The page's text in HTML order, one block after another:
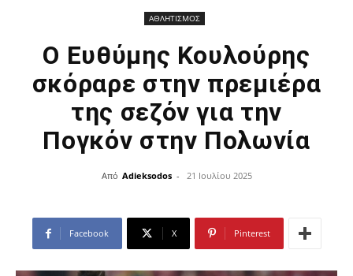
ΑΘΛΗΤΙΣΜΟΣ
Ο Ευθύμης Κουλούρης
σκόραρε στην πρεμιέρα
της σεζόν για την
Πογκόν στην Πολωνία
Από Adieksodos - 21 Ιουλίου 2025
Facebook X Pinterest